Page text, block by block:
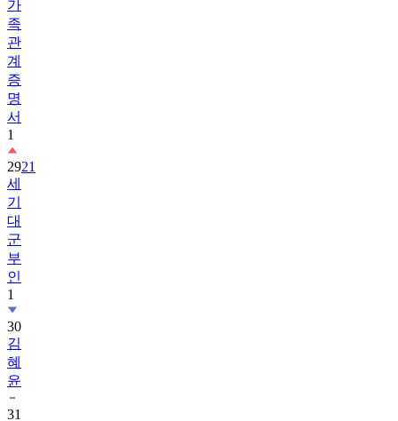
가
족
관
계
증
명
서
1
2921
세
기
대
군
부
인
1
30
김
혜
윤
31